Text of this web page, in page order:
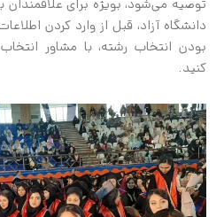
توصیه می‌شود، بویژه برای
دانشگاه آزاد، قبل از وارد کردن
بودن انتخاب رشته، با مشاور
کنید.